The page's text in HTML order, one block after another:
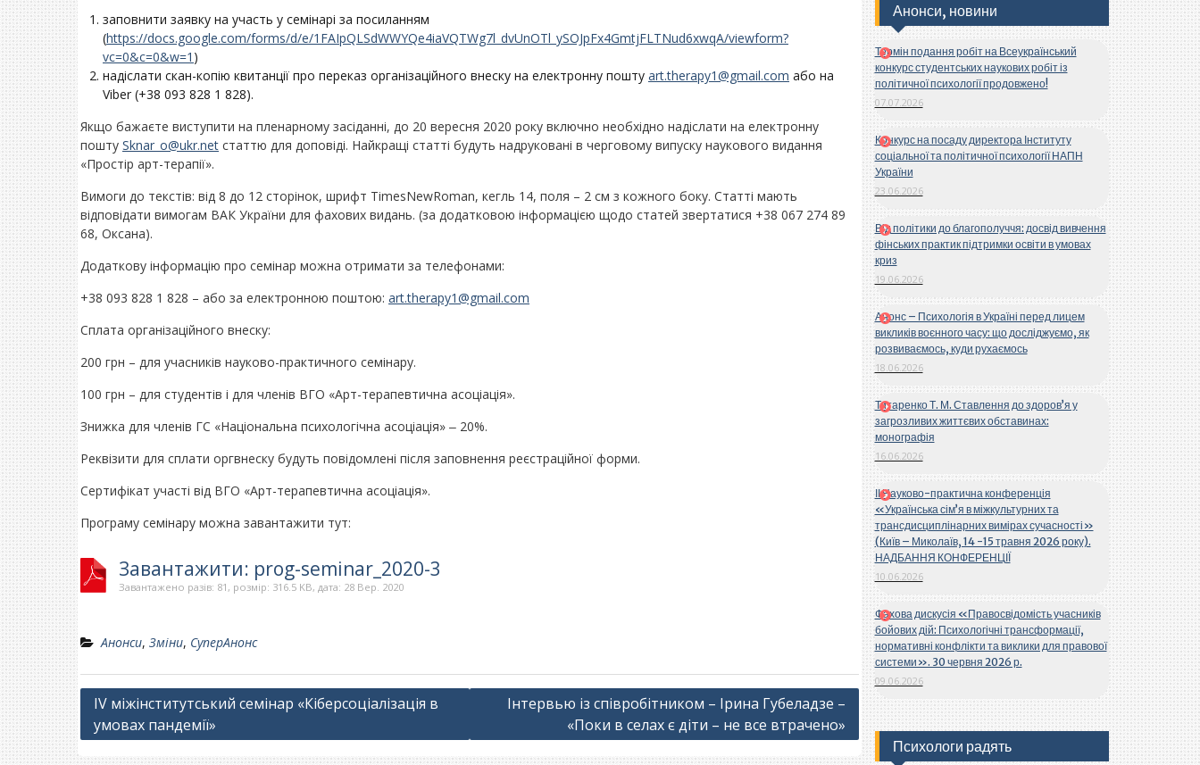
заповнити заявку на участь у семінарі за посиланням
(https://docs.google.com/forms/d/e/1FAIpQLSdWWYQe4iaVQTWg7l_dvUnOTl_ySOJpFx4GmtjFLTNud6xwqA/viewform?
vc=0&c=0&w=1 )
надіслати скан-копію квитанції про переказ організаційного внеску на електронну пошту art.therapy1@gmail.com або на
Viber (+38 093 828 1 828).
Якщо бажаєте виступити на пленарному засіданні, до 20 вересня 2020 року включно необхідно надіслати на електронну
пошту Sknar_o@ukr.net статтю для доповіді. Найкращі статті будуть надруковані в черговому випуску наукового видання
«Простір арт-терапії».
Вимоги до текстів: від 8 до 12 сторінок, шрифт TimesNewRoman, кегль 14, поля – 2 см з кожного боку. Статті мають
відповідати вимогам ВАК України для фахових видань. (за додатковою інформацією щодо статей звертатися +38 067 274 89
68, Оксана).
Додаткову інформацію про семінар можна отримати за телефонами:
+38 093 828 1 828 – або за електронною поштою: art.therapy1@gmail.com
Сплата організаційного внеску:
200 грн – для учасників науково-практичного семінару.
100 грн – для студентів і для членів ВГО «Арт-терапевтична асоціація».
Знижка для членів ГС «Національна психологічна асоціація» ‒ 20%.
Реквізити для cплати оргвнеску будуть повідомлені після заповнення реєстраційної форми.
Сертифікат участі від ВГО «Арт-терапевтична асоціація».
Програму семінару можна завантажити тут:
Завантажити: prog-seminar_2020-3
Завантажено разів: 81, розмір: 316.5 KB, дата: 28 Вер. 2020
Анонси, Зміни, СуперАнонс
Навігація
записів
IV міжінститутський семінар «Кіберсоціалізація в
умовах пандемії»
Інтервью із співробітником – Ірина Губеладзе –
«Поки в селах є діти – не все втрачено»
Анонси, новини
Термін подання робіт на Всеукраїнський
конкурс студентських наукових робіт із
політичної психології продовжено!
07.07.2026
Конкурс на посаду директора Інституту
соціальної та політичної психології НАПН
України
23.06.2026
Від політики до благополуччя: досвід вивчення
фінських практик підтримки освіти в умовах
криз
19.06.2026
Анонс – Психологія в Україні перед лицем
викликів воєнного часу: що досліджуємо, як
розвиваємось, куди рухаємось
18.06.2026
Титаренко Т. М. Ставлення до здоров’я у
загрозливих життєвих обставинах:
монографія
16.06.2026
ІІ Науково-практична конференція
«Українська сім’я в міжкультурних та
трансдисциплінарних вимірах сучасності»
(Київ – Миколаїв, 14 -15 травня 2026 року).
НАДБАННЯ КОНФЕРЕНЦІЇ
10.06.2026
Фахова дискусія «Правосвідомість учасників
бойових дій: Психологічні трансформації,
нормативні конфлікти та виклики для правової
системи». 30 червня 2026 р.
09.06.2026
Психологи радять